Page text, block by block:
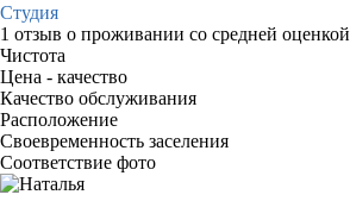
Студия
1 отзыв о проживании со средней оценкой
Чистота
Цена - качество
Качество обслуживания
Расположение
Своевременность заселения
Соответствие фото